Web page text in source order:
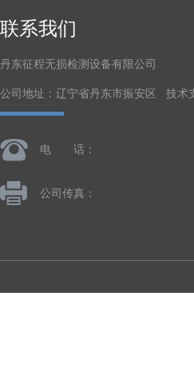
联系我们
丹东征程无损检测设备有限公司
公司地址：辽宁省丹东市振安区 技术
电 话：
公司传真：